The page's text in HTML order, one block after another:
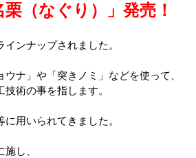
（なぐり）」発売！
ンナップされました。
ナ」や「突きノミ」などを使って、
術の事を指します。
用いられてきました。
し、